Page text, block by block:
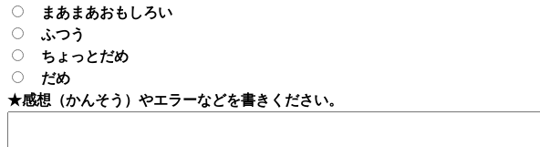
まあまあおもしろい
ふつう
ちょっとだめ
だめ
★感想（かんそう）やエラーなどを書きください。